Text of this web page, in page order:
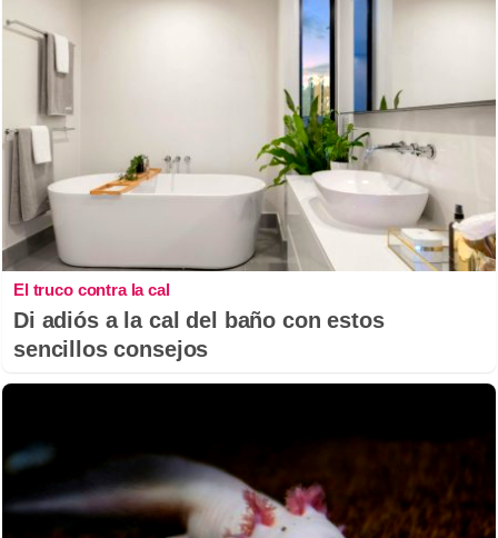
El truco contra la cal
Di adiós a la cal del baño con estos
sencillos consejos